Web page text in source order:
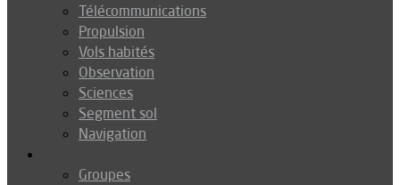
Télécommunications
Propulsion
Vols habités
Observation
Sciences
Segment sol
Navigation
Groupes